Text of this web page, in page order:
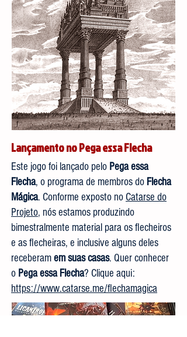
Lançamento no Pega essa Flecha
Este jogo foi lançado pelo Pega essa
Flecha, o programa de membros do Flecha
Mágica. Conforme exposto noCatarse do
Projeto, nós estamos produzindo
bimestralmente material para os flecheiros
e as flecheiras, e inclusive alguns deles
receberamem suas casas. Quer conhecer
o Pega essa Flecha? Clique aqui:
https://www.catarse.me/flechamagica